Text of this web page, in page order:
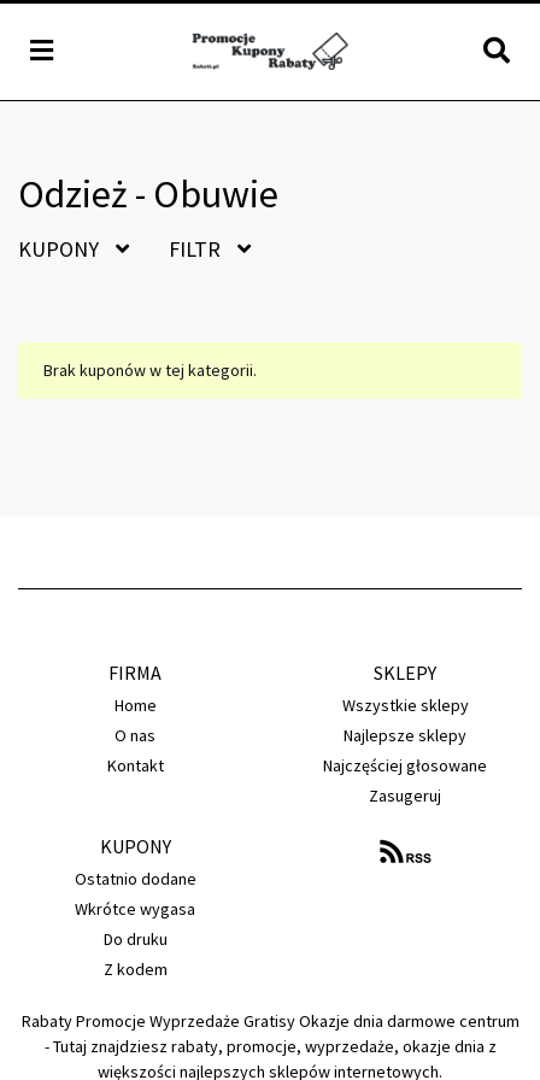
Odzież - Obuwie
KUPONY FILTR
Brak kuponów w tej kategorii.
FIRMA
Home
O nas
Kontakt
SKLEPY
Wszystkie sklepy
Najlepsze sklepy
Najczęściej głosowane
Zasugeruj
KUPONY
Ostatnio dodane
Wkrótce wygasa
Do druku
Z kodem
Rabaty Promocje Wyprzedaże Gratisy Okazje dnia darmowe centrum
- Tutaj znajdziesz rabaty, promocje, wyprzedaże, okazje dnia z
większości najlepszych sklepów internetowych.